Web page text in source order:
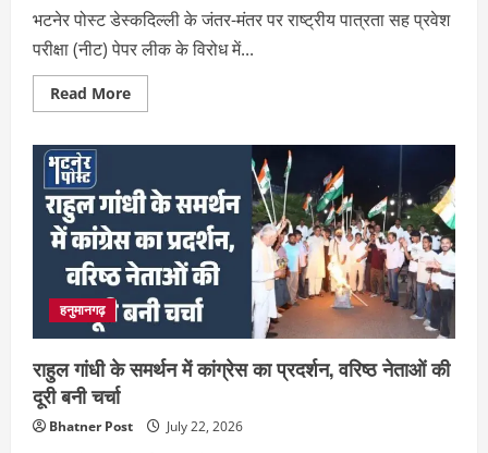
भटनेर पोस्ट डेस्कदिल्ली के जंतर-मंतर पर राष्ट्रीय पात्रता सह प्रवेश
परीक्षा (नीट) पेपर लीक के विरोध में...
Read MoreRead
more
युवा,
26
जुलाई
को
सेंट्रल
पार्क
में
जुटने
का
एलान
हनुमानगढ़
राहुल गांधी के समर्थन में कांग्रेस का प्रदर्शन, वरिष्ठ नेताओं की
दूरी बनी चर्चा
Bhatner Post July 22, 2026